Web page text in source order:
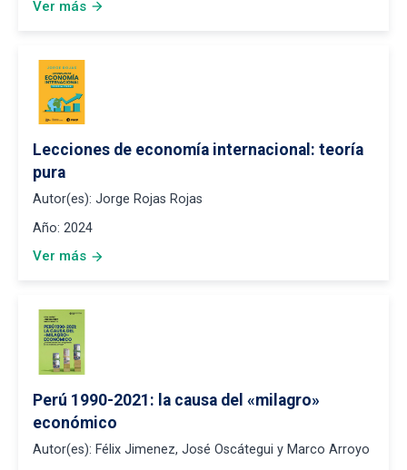
Ver más arrow_forward
Lecciones de economía internacional: teoría
pura
Autor(es): Jorge Rojas Rojas
Año: 2024
Ver más arrow_forward
Perú 1990-2021: la causa del «milagro»
económico
Autor(es): Félix Jimenez, José Oscátegui y Marco Arroyo